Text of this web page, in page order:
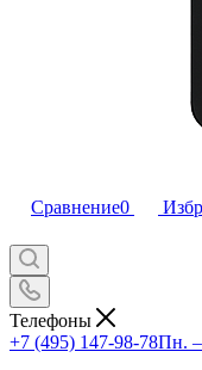
Сравнение0
Телефоны
+7 (495) 147-98-78Пн. –